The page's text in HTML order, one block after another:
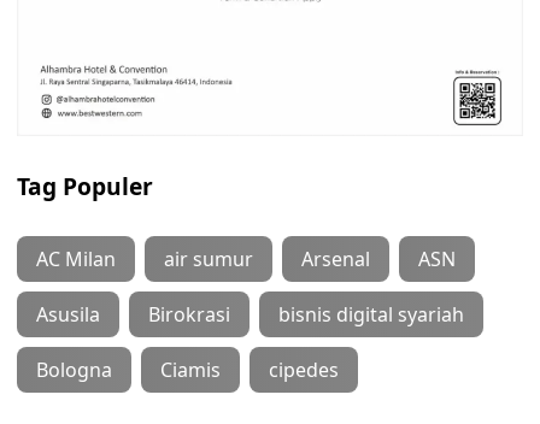
Tag Populer
AC Milan air sumur Arsenal ASN
Asusila Birokrasi bisnis digital syariah
Bologna Ciamis cipedes